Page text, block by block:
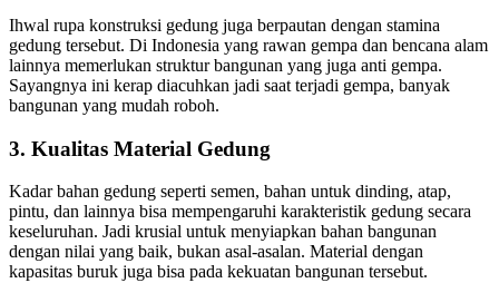
Ihwal rupa konstruksi gedung juga berpautan dengan stamina
gedung tersebut. Di Indonesia yang rawan gempa dan bencana alam
lainnya memerlukan struktur bangunan yang juga anti gempa.
Sayangnya ini kerap diacuhkan jadi saat terjadi gempa, banyak
bangunan yang mudah roboh.
3. Kualitas Material Gedung
Kadar bahan gedung seperti semen, bahan untuk dinding, atap,
pintu, dan lainnya bisa mempengaruhi karakteristik gedung secara
keseluruhan. Jadi krusial untuk menyiapkan bahan bangunan
dengan nilai yang baik, bukan asal-asalan. Material dengan
kapasitas buruk juga bisa pada kekuatan bangunan tersebut.